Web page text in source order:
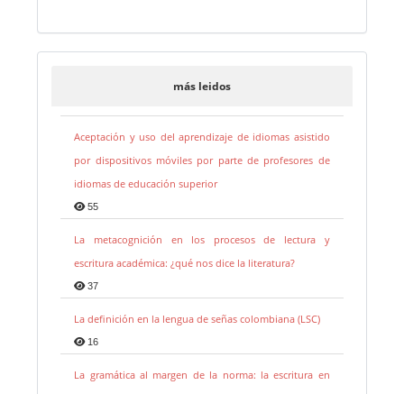
más leidos
Aceptación y uso del aprendizaje de idiomas asistido
por dispositivos móviles por parte de profesores de
idiomas de educación superior
55
La metacognición en los procesos de lectura y
escritura académica: ¿qué nos dice la literatura?
37
La definición en la lengua de señas colombiana (LSC)
16
La gramática al margen de la norma: la escritura en